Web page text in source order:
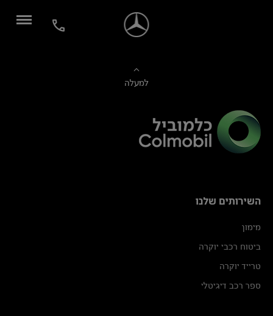
למעלה
השירותים שלנו
מימון
ביטוח רכבי יוקרה
טרייד יוקרה
ספר רכב דיגיטלי